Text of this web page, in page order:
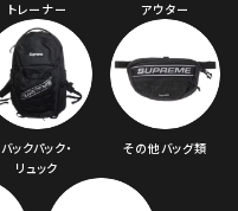
トレーナー
アウター
バックパック・
リュック
その他バッグ類